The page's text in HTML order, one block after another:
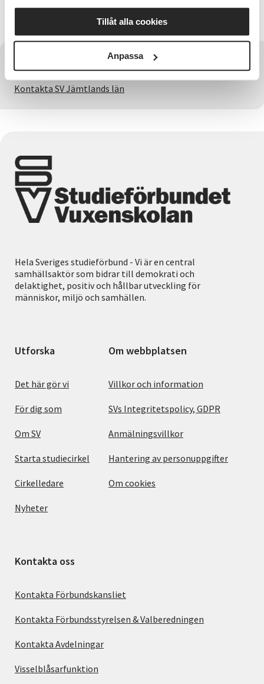
Tillåt alla cookies
Anpassa
Spilloteket, Studieförbundet Vuxenskolan, COOP
Nord och Bykyrkan i Undersåker.
Kontakta SV Jämtlands län
Hela Sveriges studieförbund - Vi är en central
samhällsaktör som bidrar till demokrati och
delaktighet, positiv och hållbar utveckling för
människor, miljö och samhällen.
Utforska
Det här gör vi
För dig som
Om SV
Starta studiecirkel
Cirkelledare
Nyheter
Om webbplatsen
Villkor och information
SVs Integritetspolicy, GDPR
Anmälningsvillkor
Hantering av personuppgifter
Om cookies
Kontakta oss
Kontakta Förbundskansliet
Kontakta Förbundsstyrelsen & Valberedningen
Kontakta Avdelningar
Visselblåsarfunktion